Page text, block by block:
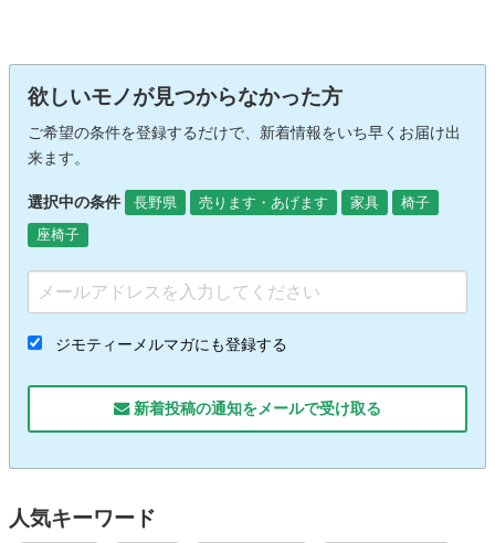
欲しいモノが見つからなかった方
ご希望の条件を登録するだけで、新着情報をいち早くお届け出
来ます。
選択中の条件 長野県 売ります・あげます 家具
椅子
座椅子
ジモティーメルマガにも登録する
新着投稿の通知をメールで受け取る
人気キーワード